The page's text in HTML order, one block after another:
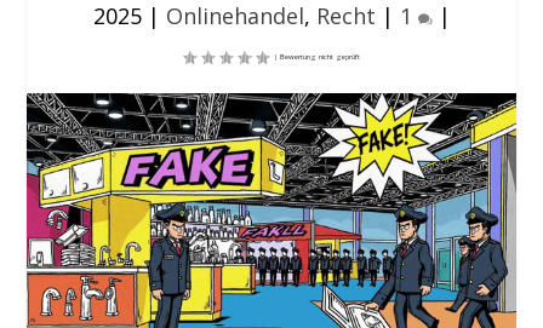
2025| Onlinehandel, Recht | 1 |